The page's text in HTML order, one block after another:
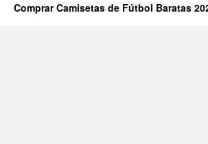
Comprar Camisetas de Fútbol Baratas